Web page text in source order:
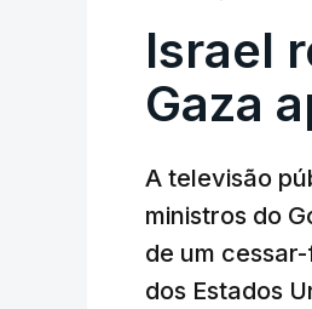
Israel
Gaza
A televisão
ministros do
de um
dos Estados